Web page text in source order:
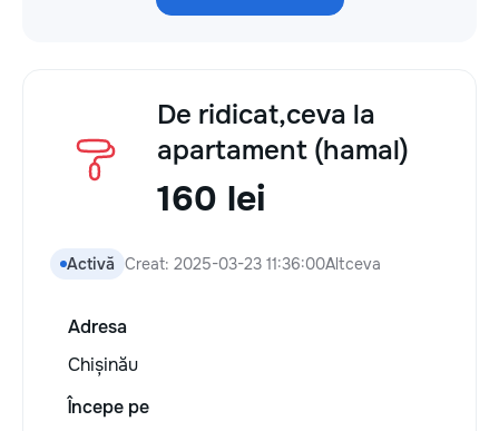
De ridicat,ceva la
apartament (hamal)
160 lei
Activă Creat: 2025-03-23 11:36:00Altceva
Adresa
Chișinău
Începe pe